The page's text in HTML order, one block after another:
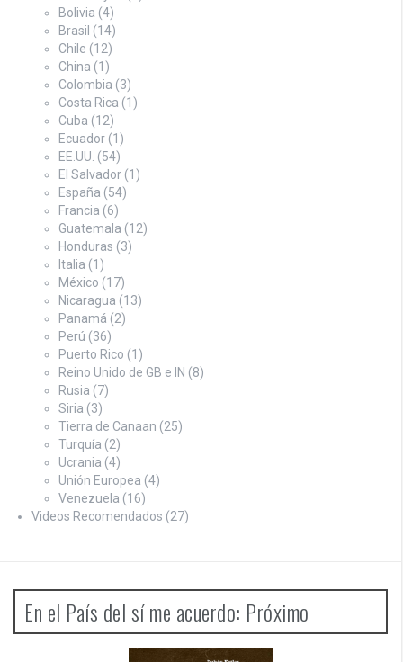
Bolivia (4)
Brasil (14)
Chile (12)
China (1)
Colombia (3)
Costa Rica (1)
Cuba (12)
Ecuador (1)
EE.UU. (54)
El Salvador (1)
España (54)
Francia (6)
Guatemala (12)
Honduras (3)
Italia (1)
México (17)
Nicaragua (13)
Panamá (2)
Perú (36)
Puerto Rico (1)
Reino Unido de GB e IN (8)
Rusia (7)
Siria (3)
Tierra de Canaan (25)
Turquía (2)
Ucrania (4)
Unión Europea (4)
Venezuela (16)
Videos Recomendados (27)
En el País del sí me acuerdo: Próximo